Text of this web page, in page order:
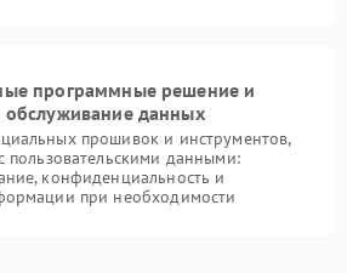
программные решение и
обслуживание данных
прошивок и инструментов,
пользовательскими данными:
конфиденциальность и
при необходимости